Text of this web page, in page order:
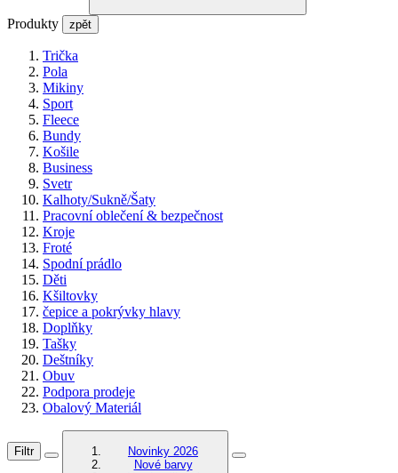
Produkty zpět
Trička
Pola
Mikiny
Sport
Fleece
Bundy
Košile
Business
Svetr
Kalhoty/Sukně/Šaty
Pracovní oblečení & bezpečnost
Kroje
Froté
Spodní prádlo
Děti
Kšiltovky
čepice a pokrývky hlavy
Doplňky
Tašky
Deštníky
Obuv
Podpora prodeje
Obalový Materiál
Filtr
Novinky 2026
Nové barvy